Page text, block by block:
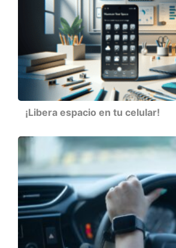
¡Libera espacio en tu celular!